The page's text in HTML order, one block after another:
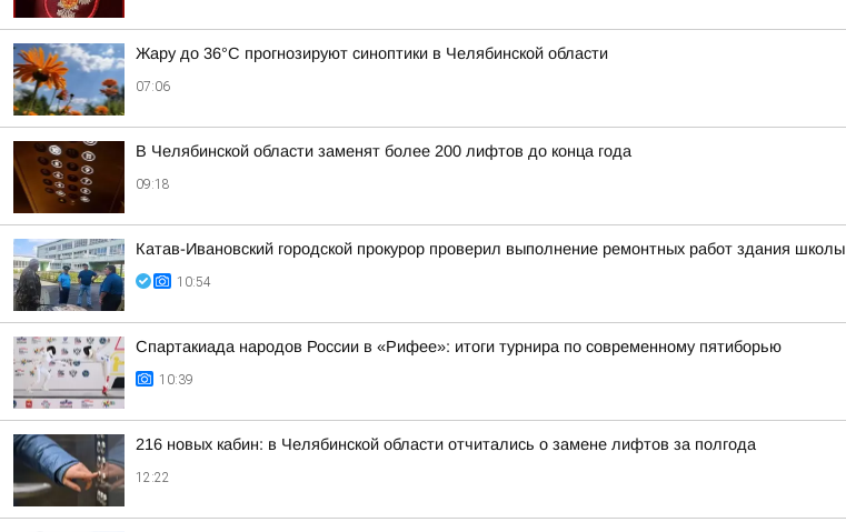
Жару до 36°С прогнозируют синоптики в Челябинской области
07:06
В Челябинской области заменят более 200 лифтов до конца года
09:18
Катав-Ивановский городской прокурор проверил выполнение ремонтных работ здания школы
10:54
Спартакиада народов России в «Рифее»: итоги турнира по современному пятиборью
10:39
216 новых кабин: в Челябинской области отчитались о замене лифтов за полгода
12:22